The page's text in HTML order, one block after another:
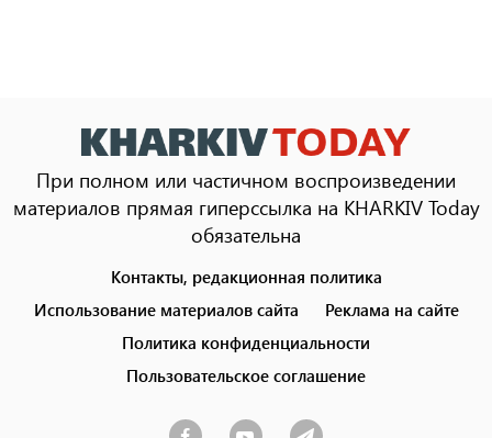
При полном или частичном воспроизведении
материалов прямая гиперссылка на KHARKIV Today
обязательна
menu
Контакты, редакционная политика
Использование материалов сайта
Реклама на сайте
Политика конфиденциальности
Пользовательское соглашение